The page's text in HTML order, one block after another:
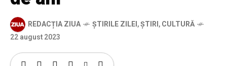
REDACȚIA ZIUA ȘTIRILE ZILEI,ȘTIRI,CULTURĂ
22 august 2023